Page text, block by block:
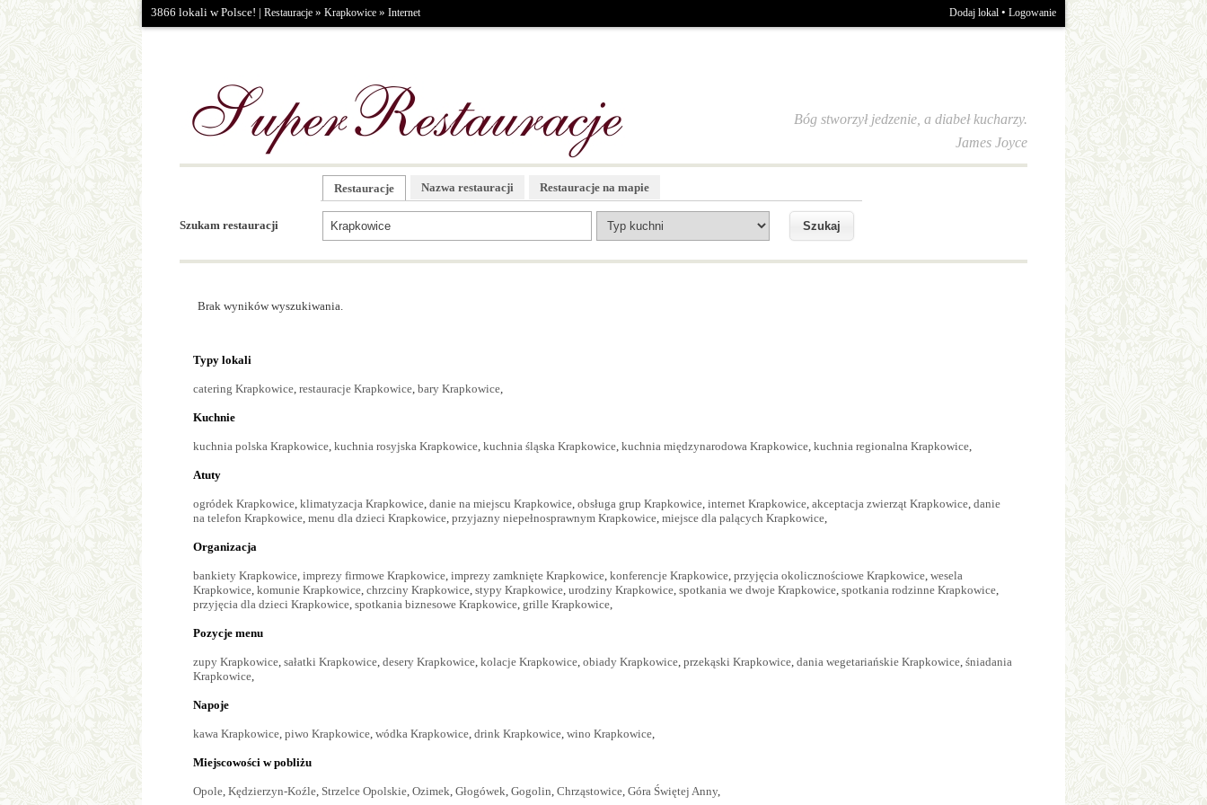
3866 lokali w Polsce! | Restauracje » Krapkowice » Internet Dodaj lokal • Logowanie
Bóg stworzył jedzenie, a diabeł kucharzy.
James Joyce
Szukam restauracji
Restauracje Nazwa restauracji Restauracje na mapie
Brak wyników wyszukiwania.
Typy lokali
catering Krapkowice, restauracje Krapkowice, bary Krapkowice,
Kuchnie
kuchnia polska Krapkowice, kuchnia rosyjska Krapkowice, kuchnia śląska Krapkowice, kuchnia międzynarodowa Krapkowice, kuchnia regionalna Krapkowice,
Atuty
ogródek Krapkowice, klimatyzacja Krapkowice, danie na miejscu Krapkowice, obsługa grup Krapkowice, internet Krapkowice, akceptacja zwierząt Krapkowice, danie
na telefon Krapkowice, menu dla dzieci Krapkowice, przyjazny niepełnosprawnym Krapkowice, miejsce dla palących Krapkowice,
Organizacja
bankiety Krapkowice, imprezy firmowe Krapkowice, imprezy zamknięte Krapkowice, konferencje Krapkowice, przyjęcia okolicznościowe Krapkowice, wesela
Krapkowice, komunie Krapkowice, chrzciny Krapkowice, stypy Krapkowice, urodziny Krapkowice, spotkania we dwoje Krapkowice, spotkania rodzinne Krapkowice,
przyjęcia dla dzieci Krapkowice, spotkania biznesowe Krapkowice, grille Krapkowice,
Pozycje menu
zupy Krapkowice, sałatki Krapkowice, desery Krapkowice, kolacje Krapkowice, obiady Krapkowice, przekąski Krapkowice, dania wegetariańskie Krapkowice, śniadania
Krapkowice,
Napoje
kawa Krapkowice, piwo Krapkowice, wódka Krapkowice, drink Krapkowice, wino Krapkowice,
Miejscowości w pobliżu
Opole, Kędzierzyn-Koźle, Strzelce Opolskie, Ozimek, Głogówek, Gogolin, Chrząstowice, Góra Świętej Anny,